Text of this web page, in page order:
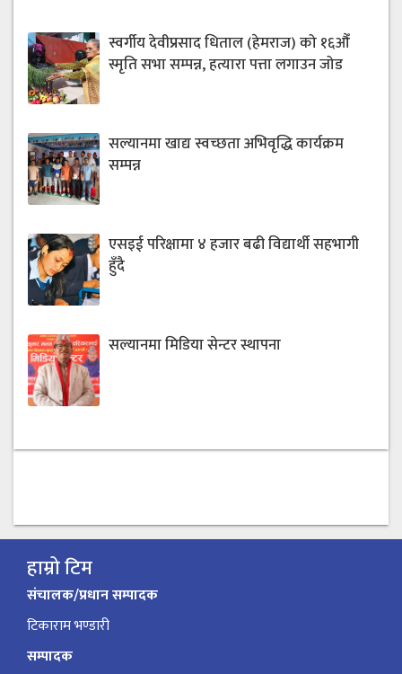
स्वर्गीय देवीप्रसाद धिताल (हेमराज) को १६औँ
स्मृति सभा सम्पन्न, हत्यारा पत्ता लगाउन जोड
सल्यानमा खाद्य स्वच्छता अभिवृद्धि कार्यक्रम
सम्पन्न
एसइई परिक्षामा ४ हजार बढी विद्यार्थी सहभागी
हुँदै
सल्यानमा मिडिया सेन्टर स्थापना
हाम्रो टिम
संचालक/प्रधान सम्पादक
टिकाराम भण्डारी
सम्पादक